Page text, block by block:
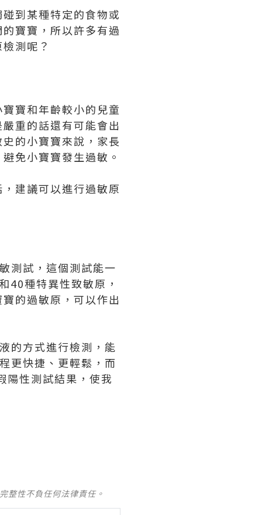
到某種特定的食物或
寶寶，所以許多有過
測呢？
寶和年齡較小的兒童
重的話還有可能會出
的小寶寶來說，家長
免小寶寶發生過敏。
建議可以進行過敏原
測試，這個測試能一
40種特異性致敏原，
的過敏原，可以作出
的方式進行檢測，能
更快捷、更輕鬆，而
陽性測試結果，使我
整性不負任何法律責任。